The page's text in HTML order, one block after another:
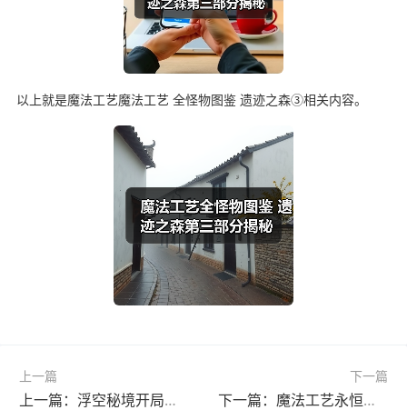
以上就是魔法工艺魔法工艺 全怪物图鉴 遗迹之森③相关内容。
上一篇
上一篇：浮空秘境开局指南：战力提升全攻略与资源获取技巧
下一篇
下一篇：魔法工艺永恒堡垒怪物图鉴全解析